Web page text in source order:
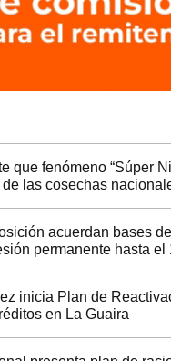
que fenómeno “Súper
las cosechas
acuerdan bases
permanente hasta el
inicia Plan de
en La Guaira